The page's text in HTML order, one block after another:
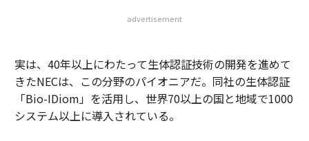
advertisement
実は、40年以上にわたって生体認証技術の開発を進めて
きたNECは、この分野のパイオニアだ。同社の生体認証
「Bio-IDiom」を活用し、世界70以上の国と地域で1000
システム以上に導入されている。